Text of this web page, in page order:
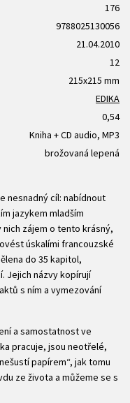
176
9788025130056
21.04.2010
12
215x215 mm
EDIKA
0,54
Kniha + CD audio, MP3
brožovaná lepená
nesnadný cíl: nabídnout
jazykem mladším
zájem o tento krásný,
úskalími francouzské
do 35 kapitol,
Jejich názvy kopírují
s ním a vymezování
a samostatnost ve
pracuje, jsou neotřelé,
papírem“, jak tomu
ze života a můžeme se s